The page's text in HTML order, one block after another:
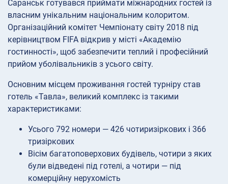
Саранськ готувався приймати міжнародних гостей із
власним унікальним національним колоритом.
Організаційний комітет Чемпіонату світу 2018 під
керівництвом FIFA відкрив у місті «Академію
гостинності», щоб забезпечити теплий і професійний
прийом уболівальників з усього світу.
Основним місцем проживання гостей турніру став
готель «Тавла», великий комплекс із такими
характеристиками:
Усього 792 номери — 426 чотиризіркових і 366
тризіркових
Вісім багатоповерхових будівель, чотири з яких
були відведені під готелі, а чотири — під
комерційну нерухомість